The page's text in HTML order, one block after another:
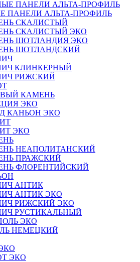
ПАНЕЛИ АЛЬТА-ПРОФИЛЬ
СКАЛИСТЫЙ
СКАЛИСТЫЙ ЭКО
ШОТЛАНДИЯ ЭКО
ШОТЛАНДСКИЙ
КЛИНКЕРНЫЙ
РИЖСКИЙ
КАМЕНЬ
ЭКО
КАНЬОН ЭКО
ЭКО
НЕАПОЛИТАНСКИЙ
ПРАЖСКИЙ
ФЛОРЕНТИЙСКИЙ
АНТИК
АНТИК ЭКО
РИЖСКИЙ ЭКО
РУСТИКАЛЬНЫЙ
ЭКО
НЕМЕЦКИЙ
ЭКО